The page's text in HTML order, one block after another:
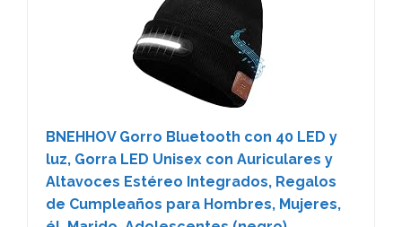
BNEHHOV Gorro Bluetooth con 40 LED y
luz, Gorra LED Unisex con Auriculares y
Altavoces Estéreo Integrados, Regalos
de Cumpleaños para Hombres, Mujeres,